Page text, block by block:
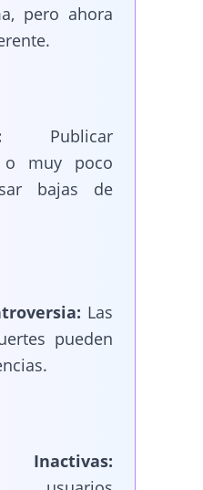
pero ahora
Publicar
o muy poco
bajas de
Las
pueden
Inactivas: